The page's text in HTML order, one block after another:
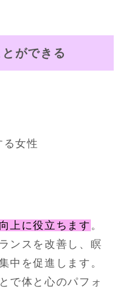
ができる
上に役立ちます 。
ンスを改善し、瞑
中を促進します。
で体と心のパフォ